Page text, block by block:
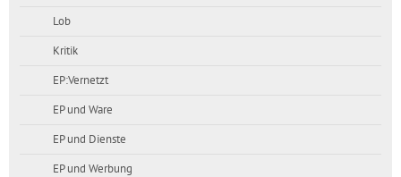
Lob
Kritik
EP:Vernetzt
EP und Ware
EP und Dienste
EP und Werbung